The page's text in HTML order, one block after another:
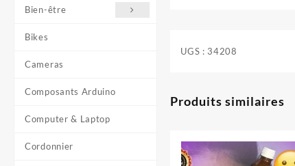
Bien-être
Bikes
Cameras
Composants Arduino
Computer & Laptop
Cordonnier
UGS : 34208
Produits similaires